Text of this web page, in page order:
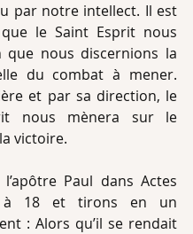
par notre intellect. Il est
le Saint Esprit nous
que nous discernions la
du combat à mener.
et par sa direction, le
nous mènera sur le
victoire.
l’apôtre Paul dans Actes
18 et tirons en un
: Alors qu’il se rendait